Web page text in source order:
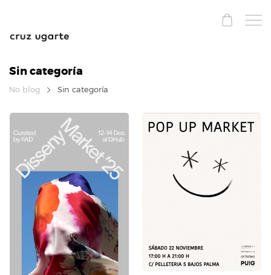
Sin categoría
No blog Sin categoría